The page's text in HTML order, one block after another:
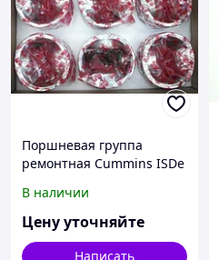
Поршневая группа
ремонтная Cummins ISDe
Камаз
В наличии
Цену уточняйте
Написать